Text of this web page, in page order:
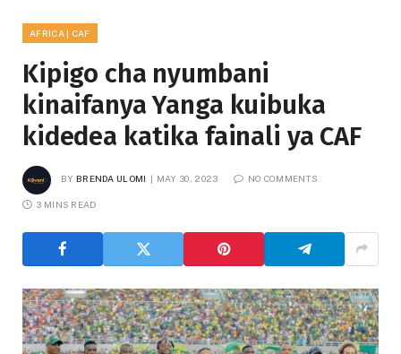
AFRICA | CAF
Kipigo cha nyumbani
kinaifanya Yanga kuibuka
kidedea katika fainali ya CAF
BY BRENDA ULOMI MAY 30, 2023 NO COMMENTS
3 MINS READ